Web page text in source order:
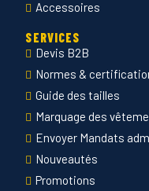
Accessoires
SERVICES
Devis B2B
Normes &
Guide des tailles
Marquage des
Envoyer Mandats
Nouveautés
Promotions